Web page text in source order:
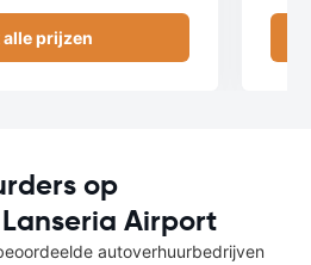
alle prijzen
op
Airport
autoverhuurbedrijven